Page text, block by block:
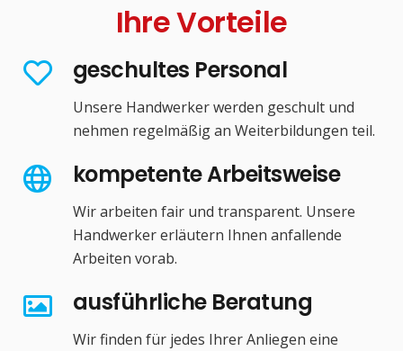
Ihre Vorteile
geschultes Personal
Unsere Handwerker werden geschult und
nehmen regelmäßig an Weiterbildungen teil.
kompetente Arbeitsweise
Wir arbeiten fair und transparent. Unsere
Handwerker erläutern Ihnen anfallende
Arbeiten vorab.
ausführliche Beratung
Wir finden für jedes Ihrer Anliegen eine